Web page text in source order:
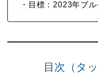
・目標：2023年ブ
目次（タ